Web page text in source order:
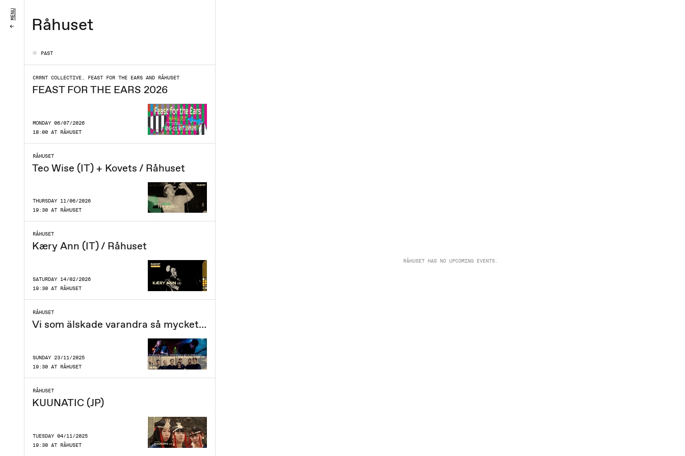
Råhuset
PAST
CRRNT COLLECTIVE, FEAST FOR THE EARS AND RÅHUSET
FEAST FOR THE EARS 2026
MONDAY 06/07/2026
18:00 AT RÅHUSET
RÅHUSET
Teo Wise (IT) + Kovets / Råhuset
THURSDAY 11/06/2026
19:30 AT RÅHUSET
RÅHUSET
Kæry Ann (IT) / Råhuset
SATURDAY 14/02/2026
19:30 AT RÅHUSET
RÅHUSET
Vi som älskade varandra så mycket (SE) + Suffocate for Fuck Sake (SE)
SUNDAY 23/11/2025
19:30 AT RÅHUSET
RÅHUSET
KUUNATIC (JP)
TUESDAY 04/11/2025
19:30 AT RÅHUSET
RÅHUSET HAS NO UPCOMING EVENTS.
MENU